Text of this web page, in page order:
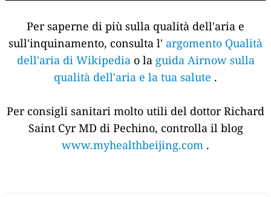
Per saperne di più sulla qualità dell'aria e
sull'inquinamento, consulta l' argomento Qualità
dell'aria di Wikipediao la guida Airnow sulla
qualità dell'aria e la tua salute .
Per consigli sanitari molto utili del dottor Richard
Saint Cyr MD di Pechino, controlla il blog
www.myhealthbeijing.com .